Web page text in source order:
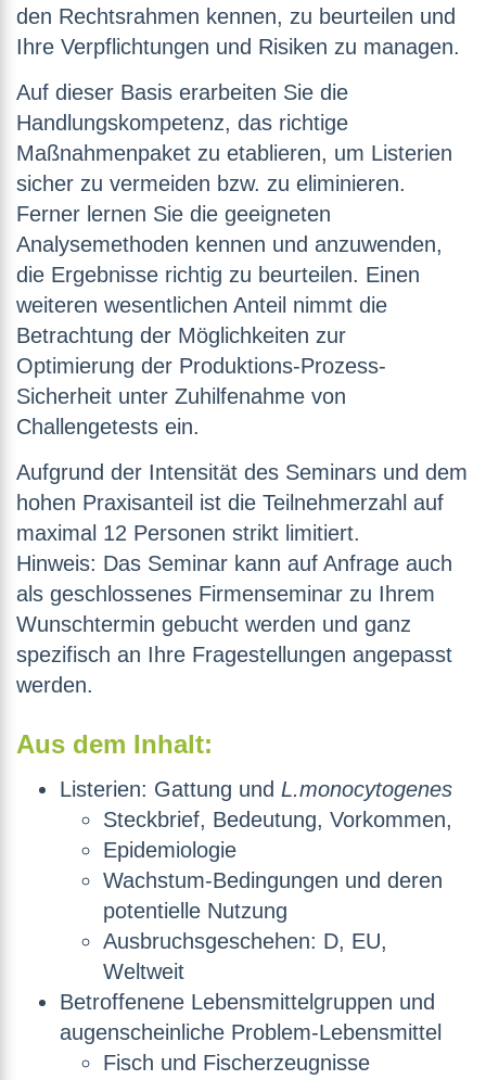
den Rechtsrahmen kennen, zu beurteilen und
Ihre Verpflichtungen und Risiken zu managen.
Auf dieser Basis erarbeiten Sie die
Handlungskompetenz, das richtige
Maßnahmenpaket zu etablieren, um Listerien
sicher zu vermeiden bzw. zu eliminieren.
Ferner lernen Sie die geeigneten
Analysemethoden kennen und anzuwenden,
die Ergebnisse richtig zu beurteilen. Einen
weiteren wesentlichen Anteil nimmt die
Betrachtung der Möglichkeiten zur
Optimierung der Produktions-Prozess-
Sicherheit unter Zuhilfenahme von
Challengetests ein.
Aufgrund der Intensität des Seminars und dem
hohen Praxisanteil ist die Teilnehmerzahl auf
maximal 12 Personen strikt limitiert.
Hinweis: Das Seminar kann auf Anfrage auch
als geschlossenes Firmenseminar zu Ihrem
Wunschtermin gebucht werden und ganz
spezifisch an Ihre Fragestellungen angepasst
werden.
Aus dem Inhalt:
Listerien: Gattung und L.monocytogenes
Steckbrief, Bedeutung, Vorkommen,
Epidemiologie
Wachstum-Bedingungen und deren
potentielle Nutzung
Ausbruchsgeschehen: D, EU,
Weltweit
Betroffenene Lebensmittelgruppen und
augenscheinliche Problem-Lebensmittel
Fisch und Fischerzeugnisse